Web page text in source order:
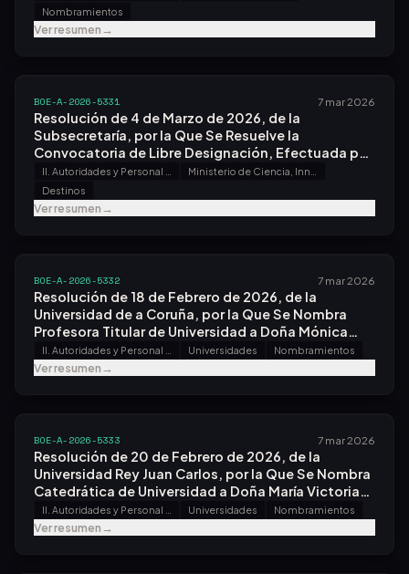
Nombramientos
Ver resumen→
BOE-A-2026-5331 7 mar 2026
Resolución de 4 de Marzo de 2026, de la
Subsecretaría, por la Que Se Resuelve la
Convocatoria de Libre Designación, Efectuada por
Resolución de 18 de Diciembre de 2025.
Destinos
Ver resumen→
BOE-A-2026-5332 7 mar 2026
Resolución de 18 de Febrero de 2026, de la
Universidad de a Coruña, por la Que Se Nombra
Profesora Titular de Universidad a Doña Mónica
Folgueira Otero.
Universidades Nombramientos
Ver resumen→
BOE-A-2026-5333 7 mar 2026
Resolución de 20 de Febrero de 2026, de la
Universidad Rey Juan Carlos, por la Que Se Nombra
Catedrática de Universidad a Doña María Victoria
García del Blanco.
Universidades Nombramientos
Ver resumen→